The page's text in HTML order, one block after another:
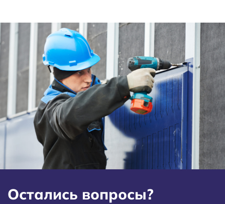
Остались вопросы?